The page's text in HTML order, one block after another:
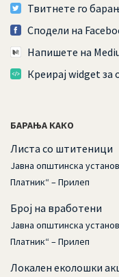
Твитнете го
Сподели на
Напишете на
Креирај widget за
БАРАЊА КАКО
Листа со штитеници
Јавна општинска
Платник“ – Прилеп
Број на вработени
Јавна општинска
Платник“ – Прилеп
Локален еколошки